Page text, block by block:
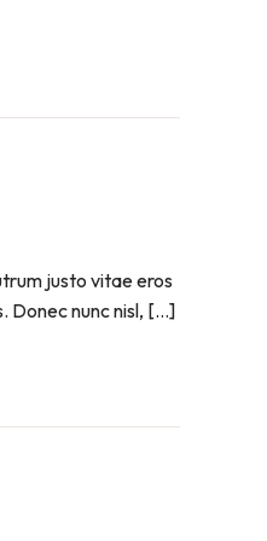
justo vitae eros
Donec nunc nisl, […]